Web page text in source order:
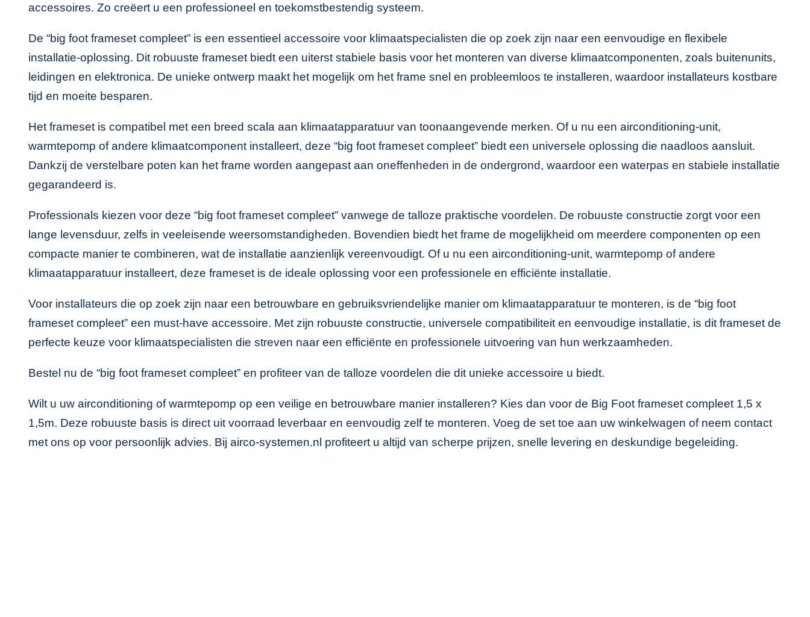
accessoires. Zo creëert u een professioneel en toekomstbestendig systeem.
De “big foot frameset compleet” is een essentieel accessoire voor klimaatspecialisten die op zoek zijn naar een eenvoudige en flexibele
installatie-oplossing. Dit robuuste frameset biedt een uiterst stabiele basis voor het monteren van diverse klimaatcomponenten, zoals buitenunits,
leidingen en elektronica. De unieke ontwerp maakt het mogelijk om het frame snel en probleemloos te installeren, waardoor installateurs kostbare
tijd en moeite besparen.
Het frameset is compatibel met een breed scala aan klimaatapparatuur van toonaangevende merken. Of u nu een airconditioning-unit,
warmtepomp of andere klimaatcomponent installeert, deze “big foot frameset compleet” biedt een universele oplossing die naadloos aansluit.
Dankzij de verstelbare poten kan het frame worden aangepast aan oneffenheden in de ondergrond, waardoor een waterpas en stabiele installatie
gegarandeerd is.
Professionals kiezen voor deze “big foot frameset compleet” vanwege de talloze praktische voordelen. De robuuste constructie zorgt voor een
lange levensduur, zelfs in veeleisende weersomstandigheden. Bovendien biedt het frame de mogelijkheid om meerdere componenten op een
compacte manier te combineren, wat de installatie aanzienlijk vereenvoudigt. Of u nu een airconditioning-unit, warmtepomp of andere
klimaatapparatuur installeert, deze frameset is de ideale oplossing voor een professionele en efficiënte installatie.
Voor installateurs die op zoek zijn naar een betrouwbare en gebruiksvriendelijke manier om klimaatapparatuur te monteren, is de “big foot
frameset compleet” een must-have accessoire. Met zijn robuuste constructie, universele compatibiliteit en eenvoudige installatie, is dit frameset de
perfecte keuze voor klimaatspecialisten die streven naar een efficiënte en professionele uitvoering van hun werkzaamheden.
Bestel nu de “big foot frameset compleet” en profiteer van de talloze voordelen die dit unieke accessoire u biedt.
Wilt u uw airconditioning of warmtepomp op een veilige en betrouwbare manier installeren? Kies dan voor de Big Foot frameset compleet 1,5 x
1,5m. Deze robuuste basis is direct uit voorraad leverbaar en eenvoudig zelf te monteren. Voeg de set toe aan uw winkelwagen of neem contact
met ons op voor persoonlijk advies. Bij airco-systemen.nl profiteert u altijd van scherpe prijzen, snelle levering en deskundige begeleiding.